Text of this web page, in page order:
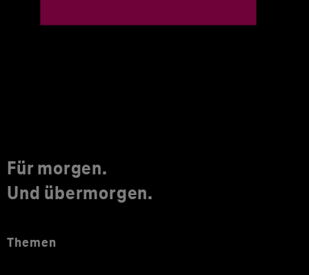
Für morgen.
Und übermorgen.
Themen